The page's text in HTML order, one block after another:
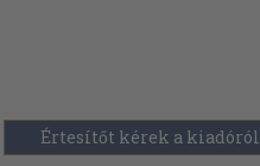
Értesítőt kérek a kiadóról